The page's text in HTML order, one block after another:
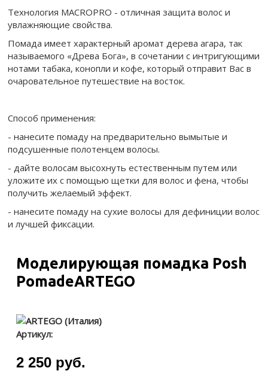
Технология MACROPRO - отличная защита волос и
увлажняющие свойства.
Помада имеет характерный аромат дерева агара, так
называемого «Древа Бога», в сочетании с интригующими
нотами табака, конопли и кофе, который отправит Вас в
очаровательное путешествие на восток.
Способ применения:
- нанесите помаду на предварительно вымытые и
подсушенные полотенцем волосы.
- дайте волосам высохнуть естественным путем или
уложите их с помощью щетки для волос и фена, чтобы
получить желаемый эффект.
- нанесите помаду на сухие волосы для дефиниции волос
и лучшей фиксации.
Моделирующая помадка Posh
PomadeARTEGO
Артикул:
2 250 руб.